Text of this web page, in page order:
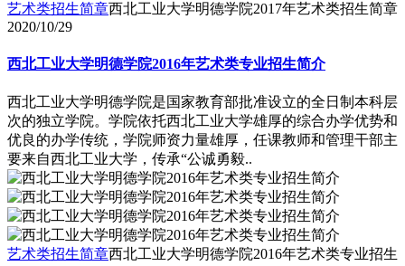
艺术类招生简章西北工业大学明德学院2017年艺术类招生简章
2020/10/29
西北工业大学明德学院2016年艺术类专业招生简介
西北工业大学明德学院是国家教育部批准设立的全日制本科层
次的独立学院。学院依托西北工业大学雄厚的综合办学优势和
优良的办学传统，学院师资力量雄厚，任课教师和管理干部主
要来自西北工业大学，传承“公诚勇毅..
艺术类招生简章西北工业大学明德学院2016年艺术类专业招生